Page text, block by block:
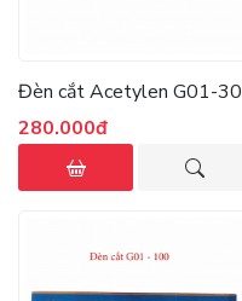
Đèn cắt Acetylen G01-30
280.000đ